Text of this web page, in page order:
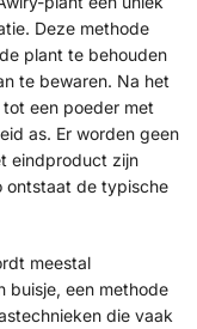
Deze methode
plant te behouden
te bewaren. Na het
een poeder met
as. Er worden geen
eindproduct zijn
ontstaat de typische
meestal
buisje, een methode
die vaak